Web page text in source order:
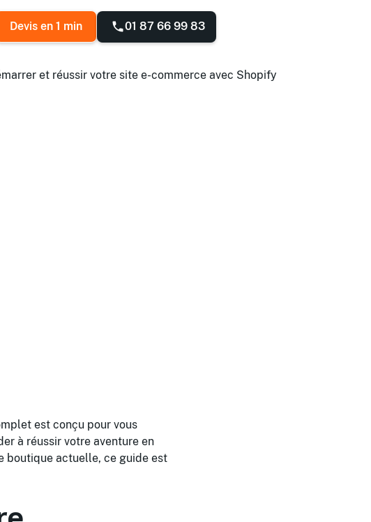
Devis en 1 min 01 87 66 99 83
est conçu pour vous
à réussir votre aventure en
boutique actuelle, ce guide est